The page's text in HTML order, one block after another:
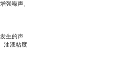
强噪声。
生的声
油液粘度